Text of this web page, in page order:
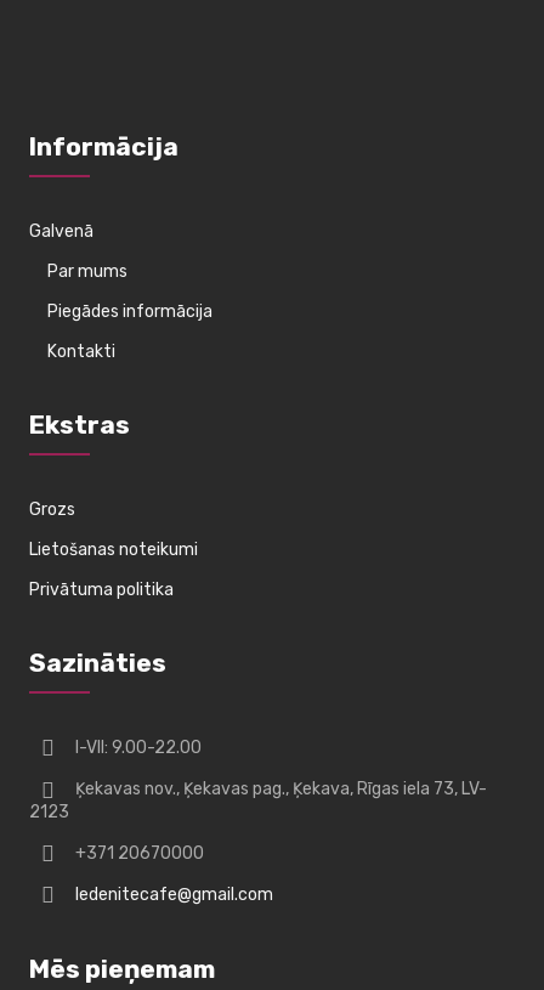
Informācija
Galvenā
Par mums
Piegādes informācija
Kontakti
Ekstras
Grozs
Lietošanas noteikumi
Privātuma politika
Sazināties
I-VII: 9.00-22.00
Ķekavas nov., Ķekavas pag., Ķekava, Rīgas iela 73, LV-
2123
+371 20670000
ledenitecafe@gmail.com
Mēs pieņemam